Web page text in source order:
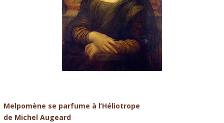
Melpomène se parfume à l’Héliotrope
de Michel Augeard